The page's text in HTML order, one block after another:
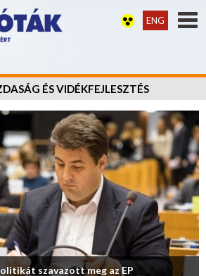
ENG
ÉS VIDÉKFEJLESZTÉS
szavazott meg az EP